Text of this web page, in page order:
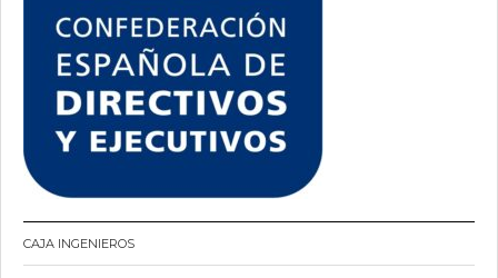
CAJA INGENIEROS